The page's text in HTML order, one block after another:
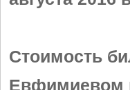
Стоимость
Евфимиевом